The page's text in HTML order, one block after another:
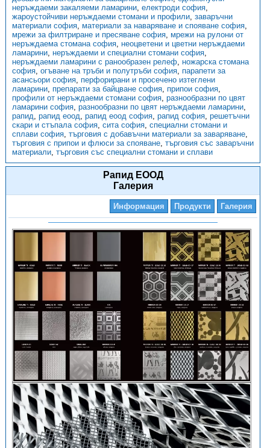
неръждаеми закаляеми ламарини, електроди софия,
жароустойчиви неръждаеми стомани и профили, заваръчни
материали софия, материали за наваряване и спояване софия,
мрежи за филтриране и пресяване софия, мрежи на рулони от
неръждаема стомана софия, неоцветени и цветни неръждаеми
ламарини, неръждаеми и специални стомани софия,
неръждаеми ламарини с ранообразен релеф, ножарска стомана
софия, огъване на тръби и полутръби софия, парапети за
асансьори софия, перфорирани и просечено изтеглени
ламарини, препарати за байцване софия, припои софия,
профили от неръждаеми стомани софия, разнообразни по цвят
ламарини софия, разнообразни по цвят неръждаеми ламарини,
рапид, рапид еоод, рапид еоод софия, рапид софия, решетъчни
скари и стъпала софия, сита софия, специални стомани и
сплави софия, търговия с добавъчни материали за заваряване,
търговия с припои и флюси за спояване, търговия със заваръчни
материали, търговия със специални стомани и сплави
Рапид ЕООД
Галерия
Информация Продукти Галерия